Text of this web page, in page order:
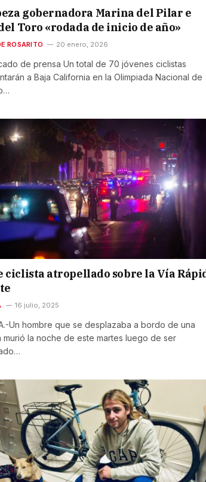
gobernadora Marina del Pilar e
Toro «rodada de inicio de año»
ROSARITO 20 enero, 2026
de prensa Un total de 70 jóvenes ciclistas
a Baja California en la Olimpiada Nacional de
ciclista atropellado sobre la Vía
16 julio, 2025
Un hombre que se desplazaba a bordo de una
murió la noche de este martes luego de ser